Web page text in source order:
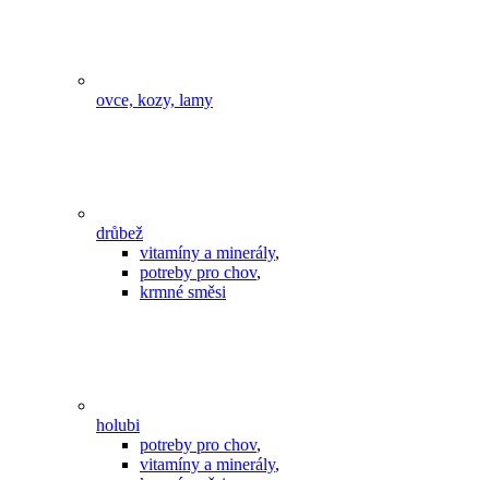
ovce, kozy, lamy
drůbež
vitamíny a minerály,
potreby pro chov,
krmné směsi
holubi
potreby pro chov,
vitamíny a minerály,